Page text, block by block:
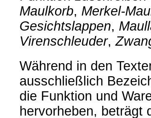
Maulkorb, Merkel-
Gesichtslappen,
Virenschleuder,
Während in den
ausschließlich
die Funktion und
hervorheben, beträgt